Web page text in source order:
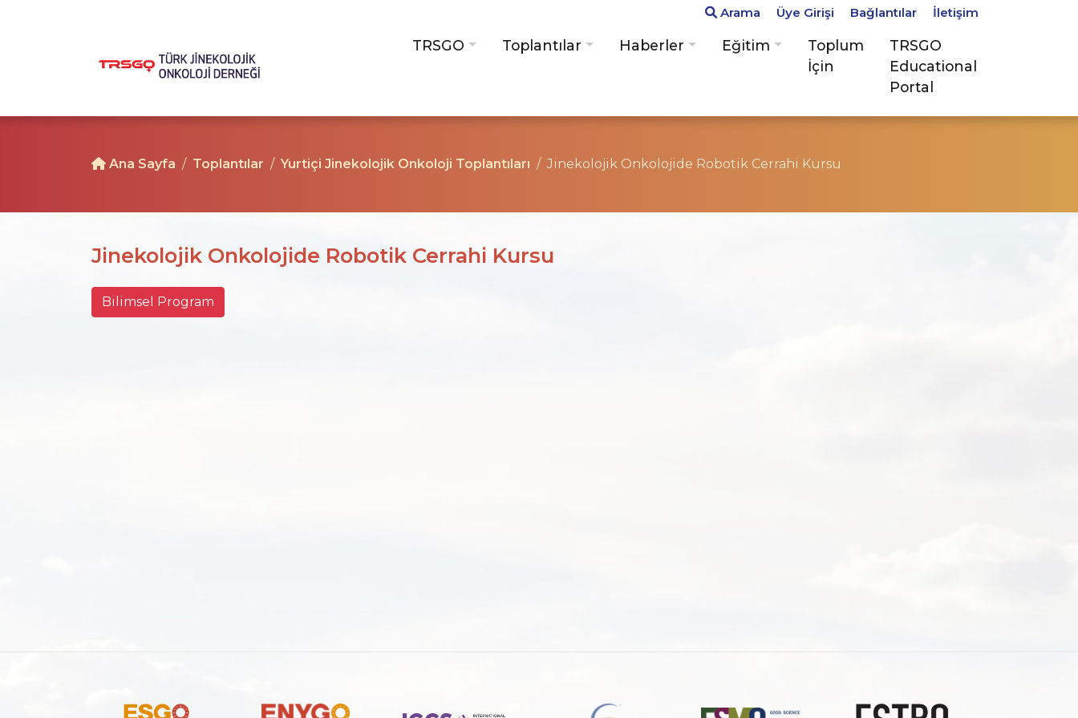
Arama Üye Girişi Bağlantılar İletişim
TRSGO Toplantılar Haberler Eğitim
Toplum
İçin
TRSGO
Educational
Portal
Ana Sayfa Toplantılar Yurtiçi Jinekolojik Onkoloji Toplantıları Jinekolojik Onkolojide Robotik Cerrahi Kursu
Jinekolojik Onkolojide Robotik Cerrahi Kursu
Bilimsel Program